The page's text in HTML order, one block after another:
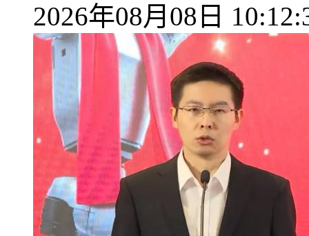
2026年08月08日